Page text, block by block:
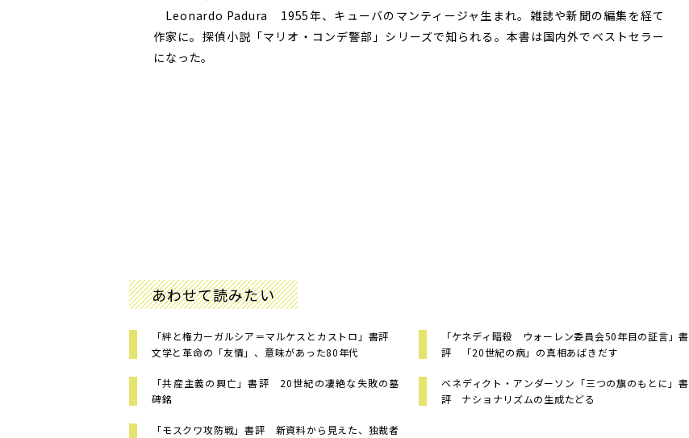
Leonardo Padura 1955年、キューバのマンティージャ生まれ。雑誌や新聞の編集を経て
作家に。探偵小説「マリオ・コンデ警部」シリーズで知られる。本書は国内外でベストセラー
になった。
あわせて読みたい
「絆と権力ーガルシア＝マルケスとカストロ」書評
文学と革命の「友情」、意味があった80年代
「ケネディ暗殺 ウォーレン委員会50年目の証言」書
評 「20世紀の病」の真相あばきだす
「共産主義の興亡」書評 20世紀の凄絶な失敗の墓
碑銘
ベネディクト・アンダーソン「三つの旗のもとに」書
評 ナショナリズムの生成たどる
「モスクワ攻防戦」書評 新資料から見えた、独裁者